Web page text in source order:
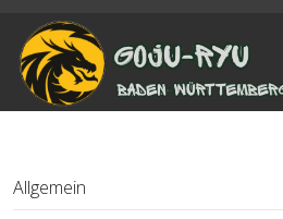
Allgemein